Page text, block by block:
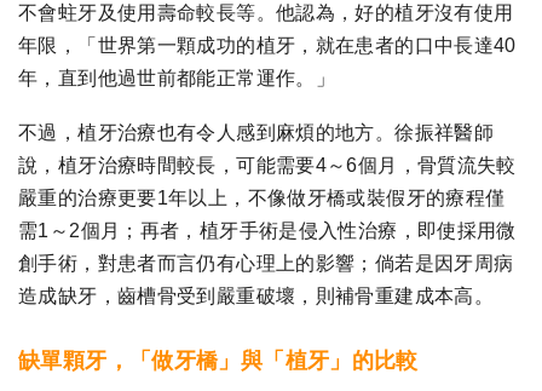
不會蛀牙及使用壽命較長等。他認為，好的植牙沒有使用
年限，「世界第一顆成功的植牙，就在患者的口中長達40
年，直到他過世前都能正常運作。」
不過，植牙治療也有令人感到麻煩的地方。徐振祥醫師
說，植牙治療時間較長，可能需要4～6個月，骨質流失較
嚴重的治療更要1年以上，不像做牙橋或裝假牙的療程僅
需1～2個月；再者，植牙手術是侵入性治療，即使採用微
創手術，對患者而言仍有心理上的影響；倘若是因牙周病
造成缺牙，齒槽骨受到嚴重破壞，則補骨重建成本高。
缺單顆牙，「做牙橋」與「植牙」的比較